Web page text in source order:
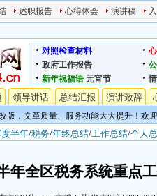
述职报告 心得体会 演讲稿
对照检查材料
政府工作报告
新年祝福语 元宵节
领导讲话 总结汇报 演讲致辞
版，文章质量、服务功能大大提升！欢
半年/税务/年终总结/工作总结/个人
年全区税务系统重点